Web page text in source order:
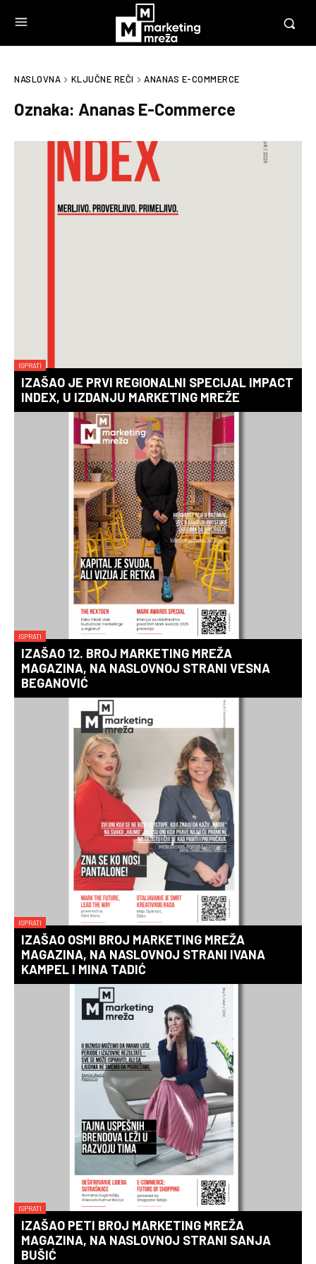
NASLOVNA KLJUČNE REČI ANANAS E-COMMERCE
Oznaka: Ananas E-Commerce
ISPRATI
IZAŠAO JE PRVI REGIONALNI SPECIJAL IMPACT
INDEX, U IZDANJU MARKETING MREŽE
ISPRATI
IZAŠAO 12. BROJ MARKETING MREŽA
MAGAZINA, NA NASLOVNOJ STRANI VESNA
BEGANOVIĆ
ISPRATI
IZAŠAO OSMI BROJ MARKETING MREŽA
MAGAZINA, NA NASLOVNOJ STRANI IVANA
KAMPEL I MINA TADIĆ
ISPRATI
IZAŠAO PETI BROJ MARKETING MREŽA
MAGAZINA, NA NASLOVNOJ STRANI SANJA
BUŠIĆ